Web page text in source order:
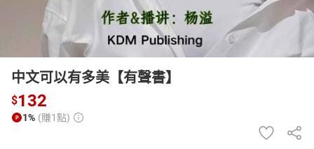
中文可以有多美【有聲書】
$132
1% (賺1點)